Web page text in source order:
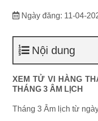
Ngày đăng: 11-04-
Nội dung
XEM TỬ VI HÀNG
THÁNG 3 ÂM LỊCH
Tháng 3 Âm lịch từ